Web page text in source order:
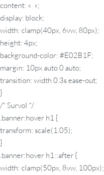
content: « »;
display: block;
width: clamp(40px, 6vw, 80px);
height: 4px;
background-color: #E02B1F;
margin: 10px auto 0 auto;
transition: width 0.3s ease-out;
}
/* Survol */
.banner:hover h1 {
transform: scale(1.05);
}
.banner:hover h1::after {
width: clamp(50px, 8vw, 100px);